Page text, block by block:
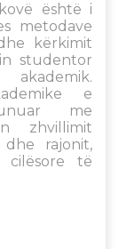
është i
metodave
kërkimit
studentor
e
me
zhvillimit
rajonit,
cilësore të